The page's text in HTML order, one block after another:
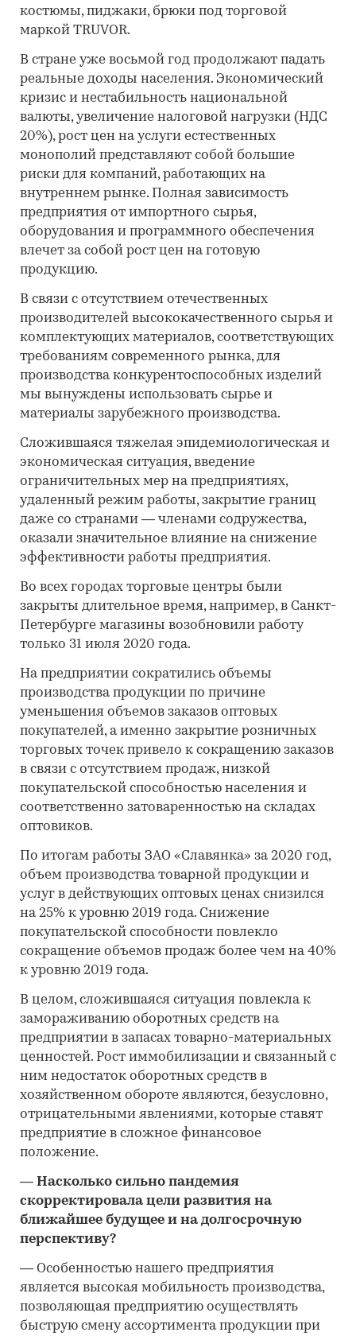
костюмы, пиджаки, брюки под торговой
маркой TRUVOR.
В стране уже восьмой год продолжают падать
реальные доходы населения. Экономический
кризис и нестабильность национальной
валюты, увеличение налоговой нагрузки (НДС
20%), рост цен на услуги естественных
монополий представляют собой большие
риски для компаний, работающих на
внутреннем рынке. Полная зависимость
предприятия от импортного сырья,
оборудования и программного обеспечения
влечет за собой рост цен на готовую
продукцию.
В связи с отсутствием отечественных
производителей высококачественного сырья и
комплектующих материалов, соответствующих
требованиям современного рынка, для
производства конкурентоспособных изделий
мы вынуждены использовать сырье и
материалы зарубежного производства.
Сложившаяся тяжелая эпидемиологическая и
экономическая ситуация, введение
ограничительных мер на предприятиях,
удаленный режим работы, закрытие границ
даже со странами ― членами содружества,
оказали значительное влияние на снижение
эффективности работы предприятия.
Во всех городах торговые центры были
закрыты длительное время, например, в Санкт-
Петербурге магазины возобновили работу
только 31 июля 2020 года.
На предприятии сократились объемы
производства продукции по причине
уменьшения объемов заказов оптовых
покупателей, а именно закрытие розничных
торговых точек привело к сокращению заказов
в связи с отсутствием продаж, низкой
покупательской способностью населения и
соответственно затоваренностью на складах
оптовиков.
По итогам работы ЗАО «Славянка» за 2020 год,
объем производства товарной продукции и
услуг в действующих оптовых ценах снизился
на 25% к уровню 2019 года. Снижение
покупательской способности повлекло
сокращение объемов продаж более чем на 40%
к уровню 2019 года.
В целом, сложившаяся ситуация повлекла к
замораживанию оборотных средств на
предприятии в запасах товарно-материальных
ценностей. Рост иммобилизации и связанный с
ним недостаток оборотных средств в
хозяйственном обороте являются, безусловно,
отрицательными явлениями, которые ставят
предприятие в сложное финансовое
положение.
― Насколько сильно пандемия
скорректировала цели развития на
ближайшее будущее и на долгосрочную
перспективу?
― Особенностью нашего предприятия
является высокая мобильность производства,
позволяющая предприятию осуществлять
быструю смену ассортимента продукции при